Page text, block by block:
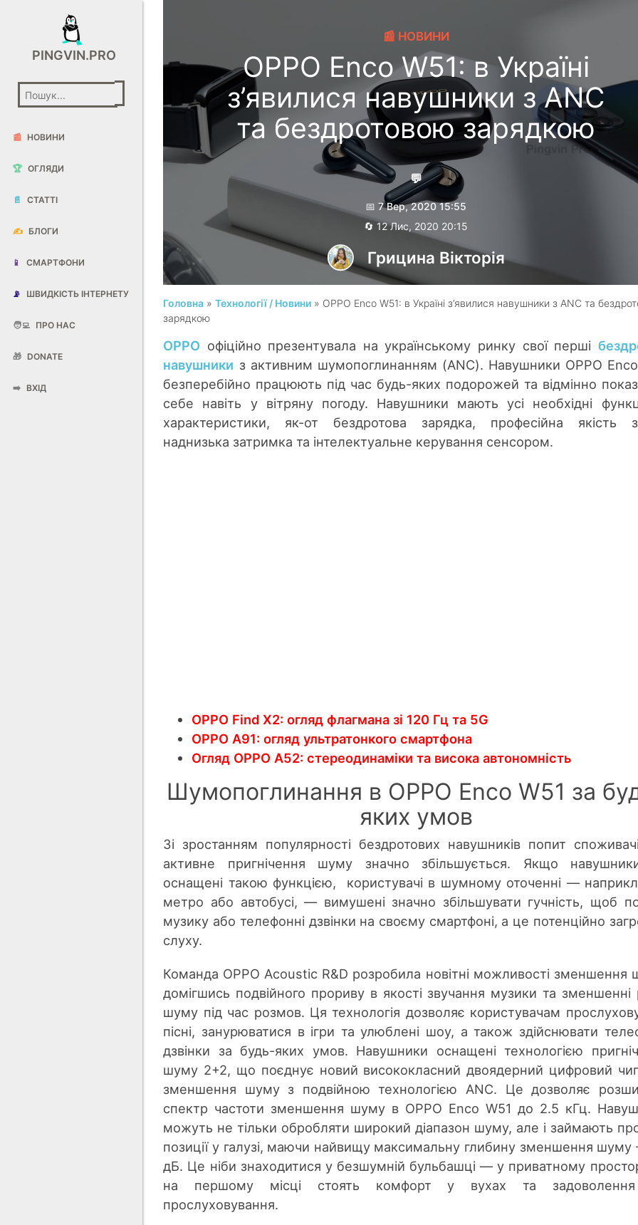
PINGVIN.PRO
📰 НОВИНИ
🏆 ОГЛЯДИ
📄 СТАТТІ
✍️ БЛОГИ
📱 СМАРТФОНИ
📡 ШВИДКІСТЬ ІНТЕРНЕТУ
🧑‍💻 ПРО НАС
🎁 DONATE
➡️ ВХІД
📰 НОВИНИ
OPPO Enco W51: в Україні
з’явилися навушники з ANC
та бездротовою зарядкою
💬
📅 7 Вер, 2020 15:55
🔄 12 Лис, 2020 20:15
Грицина Вікторія
Головна »Технології / Новини » OPPO Enco W51: в Україні з’явилися навушники з ANC та
зарядкою
OPPO офіційно презентувала на українському ринку свої перші
навушники з активним шумопоглинанням (ANC). Навушники OPPO
безперебійно працюють під час будь-яких подорожей та відмінно
себе навіть у вітряну погоду. Навушники мають усі необхідні
характеристики, як-от бездротова зарядка, професійна якість
наднизька затримка та інтелектуальне керування сенсором.
OPPO Find X2: огляд флагмана зі 120 Гц та 5G
OPPO A91: огляд ультратонкого смартфона
Огляд OPPO A52: стереодинаміки та висока автономність
Шумопоглинання в OPPO Enco W51 за
яких умов
Зі зростанням популярності бездротових навушників попит
активне пригнічення шуму значно збільшується. Якщо
оснащені такою функцією, користувачі в шумному оточенні —
метро або автобусі, — вимушені значно збільшувати гучність, щоб
музику або телефонні дзвінки на своєму смартфоні, а це потенційно
слуху.
Команда OPPO Acoustic R&D розробила новітні можливості зменшення
домігшись подвійного прориву в якості звучання музики та зменшенні
шуму під час розмов. Ця технологія дозволяє користувачам
пісні, занурюватися в ігри та улюблені шоу, а також здійснювати
дзвінки за будь-яких умов. Навушники оснащені технологією
шуму 2+2, що поєднує новий висококласний двоядерний цифровий
зменшення шуму з подвійною технологією ANC. Це дозволяє
спектр частоти зменшення шуму в OPPO Enco W51 до 2.5 кГц.
можуть не тільки обробляти широкий діапазон шуму, але і займають
позиції у галузі, маючи найвищу максимальну глибину зменшення
дБ. Це ніби знаходитися у безшумній бульбашці — у приватному
на першому місці стоять комфорт у вухах та
прослуховування.